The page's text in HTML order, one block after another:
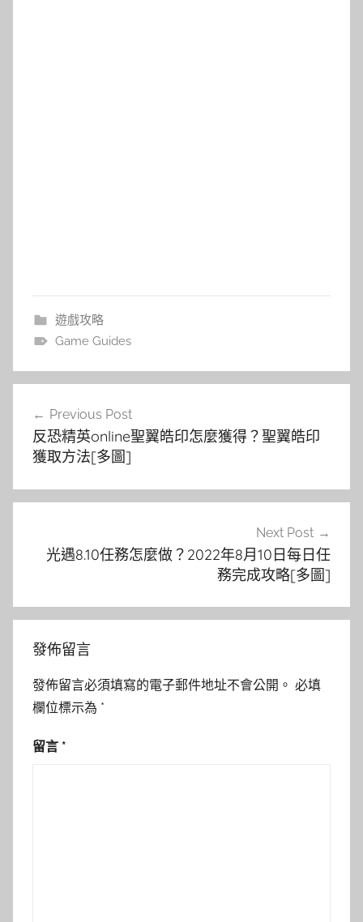
遊戲攻略
Game Guides
導
覽
Previous Post
反恐精英online聖翼皓印怎麼獲得？聖翼皓印
獲取方法[多圖]
Next Post
光遇8.10任務怎麼做？2022年8月10日每日任
務完成攻略[多圖]
發佈留言
發佈留言必須填寫的電子郵件地址不會公開。 必填
欄位標示為 *
留言 *